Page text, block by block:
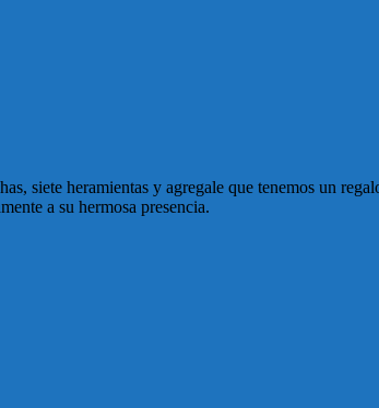
siete heramientas y agregale que tenemos un
a su hermosa presencia.